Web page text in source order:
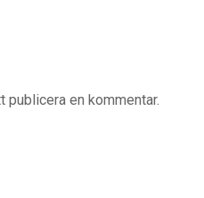
publicera en kommentar.